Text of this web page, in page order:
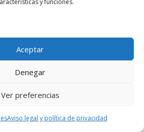
y funciones.
Aceptar
Denegar
Ver preferencias
Aviso legal y política de privacidad